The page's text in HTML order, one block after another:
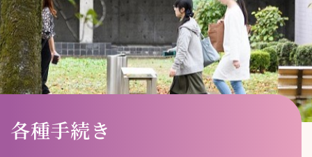
す
。
し
て
、
本
文
し
て
、
本
文
本
文
で
す
。
各種手続き